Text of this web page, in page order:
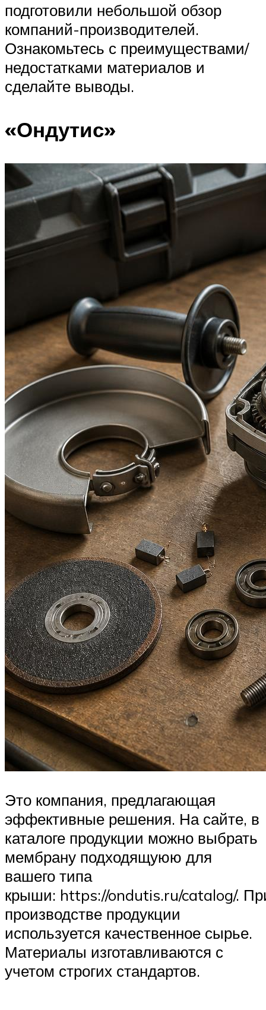
подготовили небольшой обзор
компаний-производителей.
Ознакомьтесь с преимуществами/
недостатками материалов и
сделайте выводы.
«Ондутис»
Это компания, предлагающая
эффективные решения. На сайте, в
каталоге продукции можно выбрать
мембрану подходящуюю для
вашего типа
крыши: https://ondutis.ru/catalog/.
производстве продукции
используется качественное сырье.
Материалы изготавливаются с
учетом строгих стандартов.